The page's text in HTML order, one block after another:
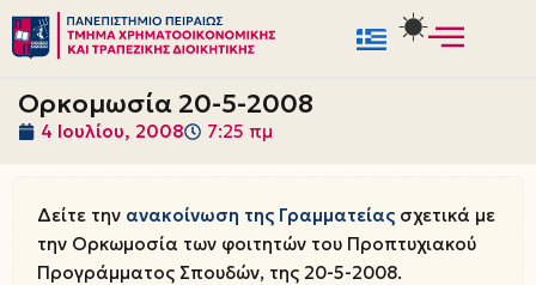
Μεταπηδήστε
στο
περιεχόμενο
Ορκομωσία 20-5-2008
4 Ιουλίου, 2008 7:25 πμ
Δείτε την ανακοίνωση της Γραμματείας σχετικά με
την Ορκωμοσία των φοιτητών του Προπτυχιακού
Προγράμματος Σπουδών, της 20-5-2008.